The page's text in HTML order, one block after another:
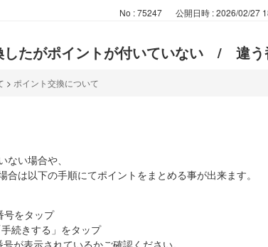
No : 75247 公開日時 : 2026/02/27
したがポイントが付いていない / 違う
> ポイント交換について
い場合や、
は以下の手順にてポイントをまとめる事が出来ます。
号をタップ
続きする」をタップ
が表示されているかご確認ください。